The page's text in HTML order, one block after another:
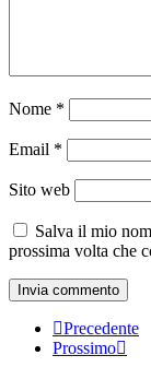
Nome *
Email *
Sito web
Salva il mio
prossima volta che
Precedente
Prossimo